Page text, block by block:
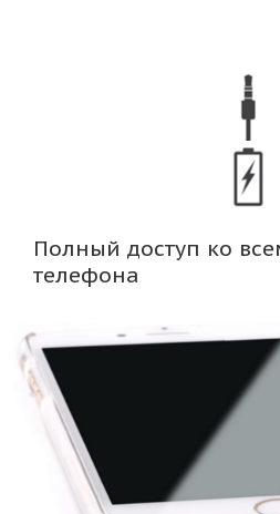
Полный доступ ко
телефона